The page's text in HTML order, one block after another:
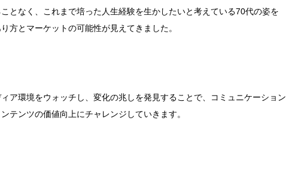
となく、これまで培った人生経験を生かしたいと考えている70代の姿を
方とマーケットの可能性が見えてきました。
ア環境をウォッチし、変化の兆しを発見することで、コミュニケーション
テンツの価値向上にチャレンジしていきます。